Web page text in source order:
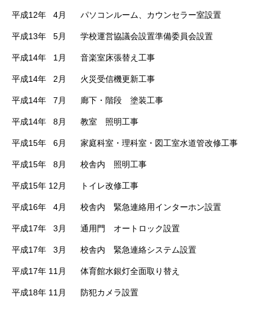
平成12年 4月 パソコンルーム、カウンセラー室設置
平成13年 5月 学校運営協議会設置準備委員会設置
平成14年 1月 音楽室床張替え工事
平成14年 2月 火災受信機更新工事
平成14年 7月 廊下・階段 塗装工事
平成14年 8月 教室 照明工事
平成15年 6月 家庭科室・理科室・図工室水道管改修工事
平成15年 8月 校舎内 照明工事
平成15年 12月 トイレ改修工事
平成16年 4月 校舎内 緊急連絡用インターホン設置
平成17年 3月 通用門 オートロック設置
平成17年 3月 校舎内 緊急連絡システム設置
平成17年 11月 体育館水銀灯全面取り替え
平成18年 11月 防犯カメラ設置